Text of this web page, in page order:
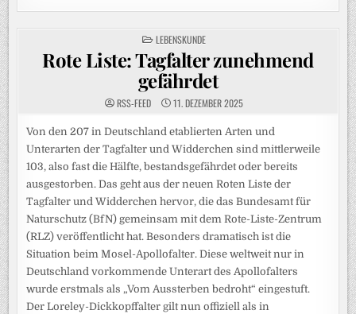
POSTED
IN
LEBENSKUNDE
Rote Liste: Tagfalter zunehmend
gefährdet
RSS-FEED 11. DEZEMBER 2025
Von den 207 in Deutschland etablierten Arten und
Unterarten der Tagfalter und Widderchen sind mittlerweile
103, also fast die Hälfte, bestandsgefährdet oder bereits
ausgestorben. Das geht aus der neuen Roten Liste der
Tagfalter und Widderchen hervor, die das Bundesamt für
Naturschutz (BfN) gemeinsam mit dem Rote-Liste-Zentrum
(RLZ) veröffentlicht hat. Besonders dramatisch ist die
Situation beim Mosel-Apollofalter. Diese weltweit nur in
Deutschland vorkommende Unterart des Apollofalters
wurde erstmals als „Vom Aussterben bedroht“ eingestuft.
Der Loreley-Dickkopffalter gilt nun offiziell als in